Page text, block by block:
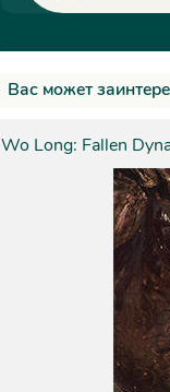
Вас может
Wo Long: Fallen